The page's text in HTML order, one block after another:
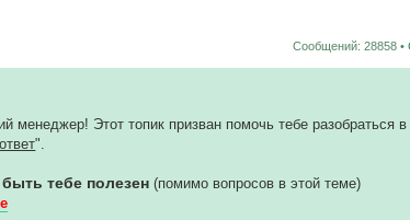
Сообщений: 28858 •
менеджер! Этот топик призван помочь тебе разобраться
".
тебе полезен (помимо вопросов в этой теме)